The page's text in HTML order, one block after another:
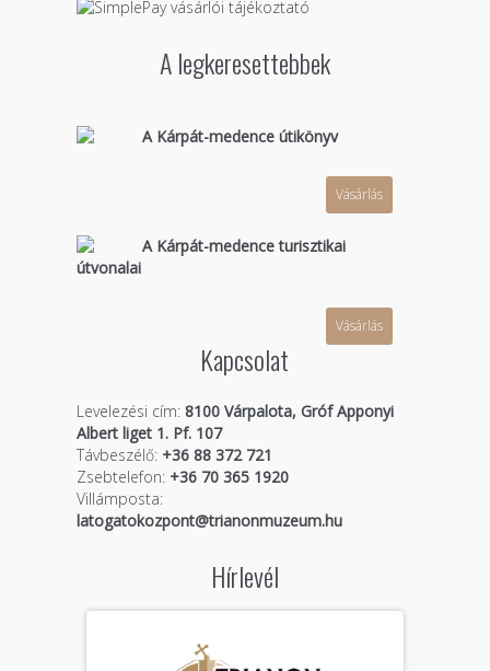
A legkeresettebbek
A Kárpát-medence útikönyv
Vásárlás
A Kárpát-medence turisztikai
útvonalai
Vásárlás
Kapcsolat
Levelezési cím: 8100 Várpalota, Gróf Apponyi
Albert liget 1. Pf. 107
Távbeszélő:+36 88 372 721
Zsebtelefon:+36 70 365 1920
Villámposta:
latogatokozpont@trianonmuzeum.hu
Hírlevél